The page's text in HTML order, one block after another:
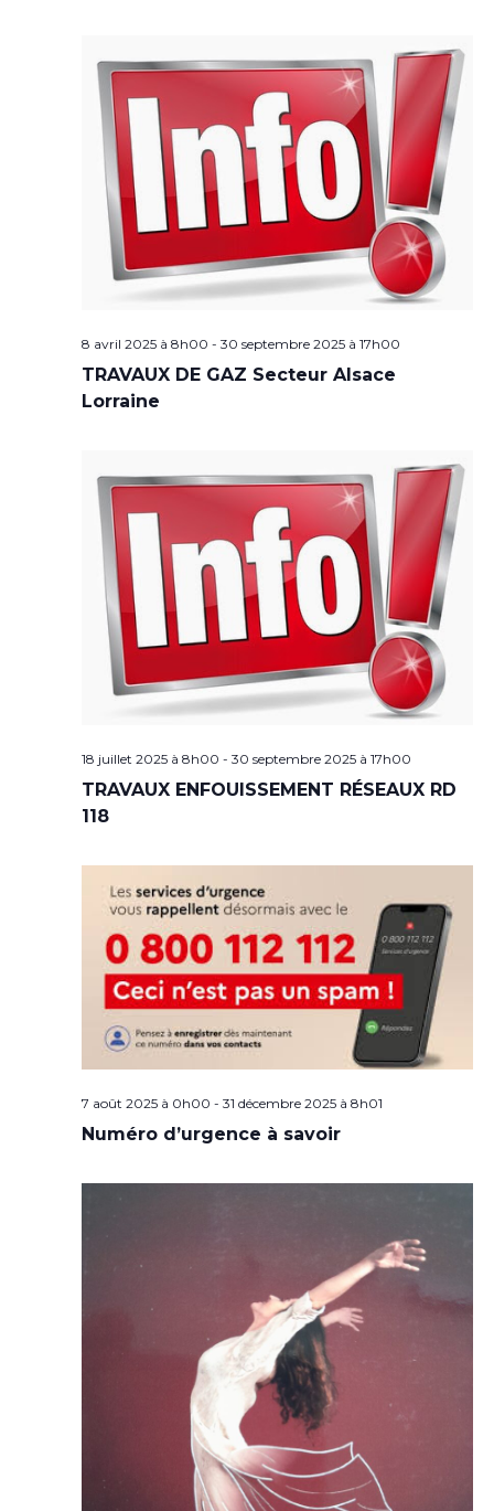
8 avril 2025 à 8h00 - 30 septembre 2025 à 17h00
TRAVAUX DE GAZ Secteur Alsace
Lorraine
18 juillet 2025 à 8h00 - 30 septembre 2025 à 17h00
TRAVAUX ENFOUISSEMENT RÉSEAUX RD
118
7 août 2025 à 0h00 - 31 décembre 2025 à 8h01
Numéro d’urgence à savoir